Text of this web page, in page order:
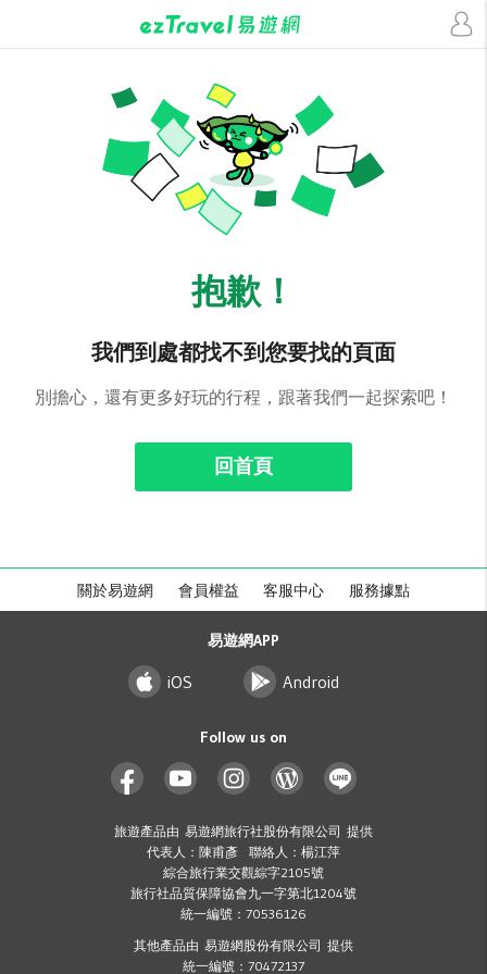
抱歉！
我們到處都找不到您要找的頁面
別擔心，還有更多好玩的行程，跟著我們一起探索吧！
回首頁
關於易遊網 會員權益 客服中心 服務據點
易遊網APP
iOS Android
Follow us on
旅遊產品由 易遊網旅行社股份有限公司 提供
代表人：陳甫彥 聯絡人：楊江萍
綜合旅行業交觀綜字2105號
旅行社品質保障協會九一字第北1204號
統一編號：70536126
其他產品由 易遊網股份有限公司 提供
統一編號：70472137